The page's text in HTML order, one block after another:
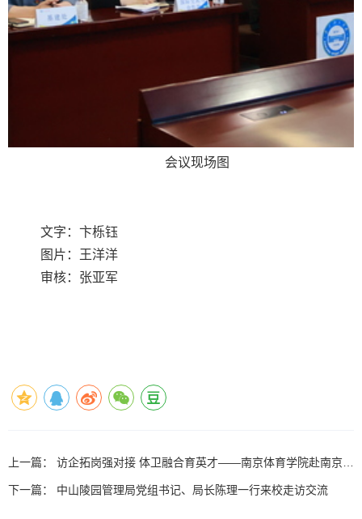
会议现场图
文字：卞栎钰
图片：王洋洋
审核：张亚军
上一篇： 访企拓岗强对接 体卫融合育英才——南京体育学院赴南京市
下一篇： 中山陵园管理局党组书记、局长陈理一行来校走访交流